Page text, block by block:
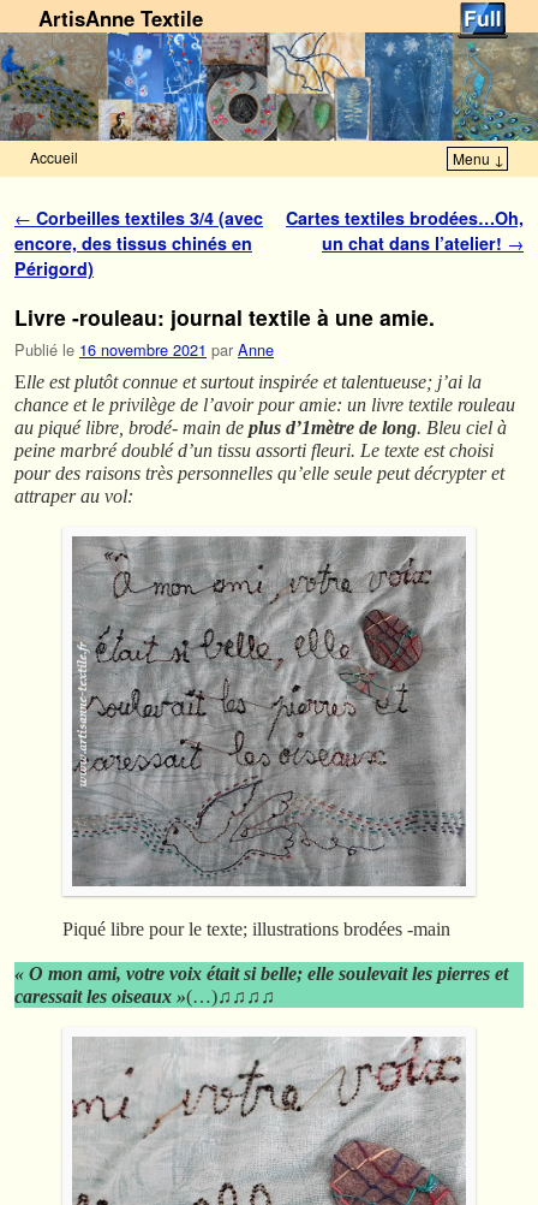
ArtisAnne Textile
Accueil Menu ↓
Navigation des articles
← Corbeilles textiles 3/4 (avec
encore, des tissus chinés en
Périgord)
Cartes textiles brodées…Oh,
un chat dans l’atelier! →
Livre -rouleau: journal textile à une amie.
Publié le 16 novembre 2021 par Anne
Elle est plutôt connue et surtout inspirée et talentueuse; j’ai la
chance et le privilège de l’avoir pour amie: un livre textile rouleau
au piqué libre, brodé- main de plus d’1mètre de long. Bleu ciel à
peine marbré doublé d’un tissu assorti fleuri. Le texte est choisi
pour des raisons très personnelles qu’elle seule peut décrypter et
attraper au vol:
Piqué libre pour le texte; illustrations brodées -main
« O mon ami, votre voix était si belle; elle soulevait les pierres et
caressait les oiseaux »(…)♫♫♫♫